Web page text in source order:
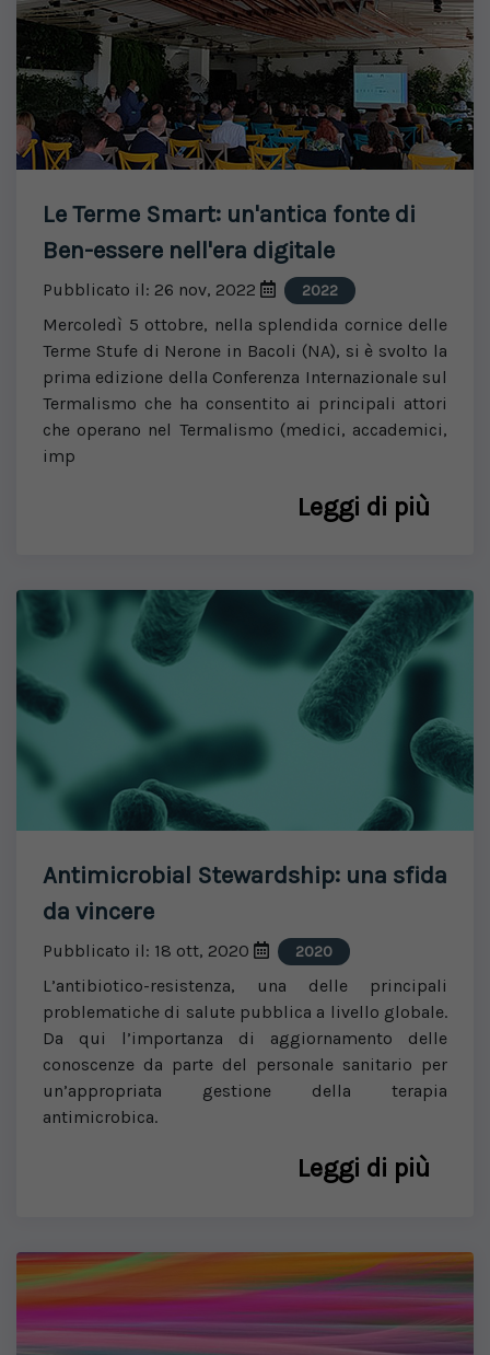
Le Terme Smart: un'antica fonte di
Ben-essere nell'era digitale
Pubblicato il: 26 nov, 2022 2022
Mercoledì 5 ottobre, nella splendida cornice delle
Terme Stufe di Nerone in Bacoli (NA), si è svolto la
prima edizione della Conferenza Internazionale sul
Termalismo che ha consentito ai principali attori
che operano nel Termalismo (medici, accademici,
imp
Leggi di più
Antimicrobial Stewardship: una sfida
da vincere
Pubblicato il: 18 ott, 2020 2020
L’antibiotico-resistenza, una delle principali
problematiche di salute pubblica a livello globale.
Da qui l’importanza di aggiornamento delle
conoscenze da parte del personale sanitario per
un’appropriata gestione della terapia
antimicrobica.
Leggi di più